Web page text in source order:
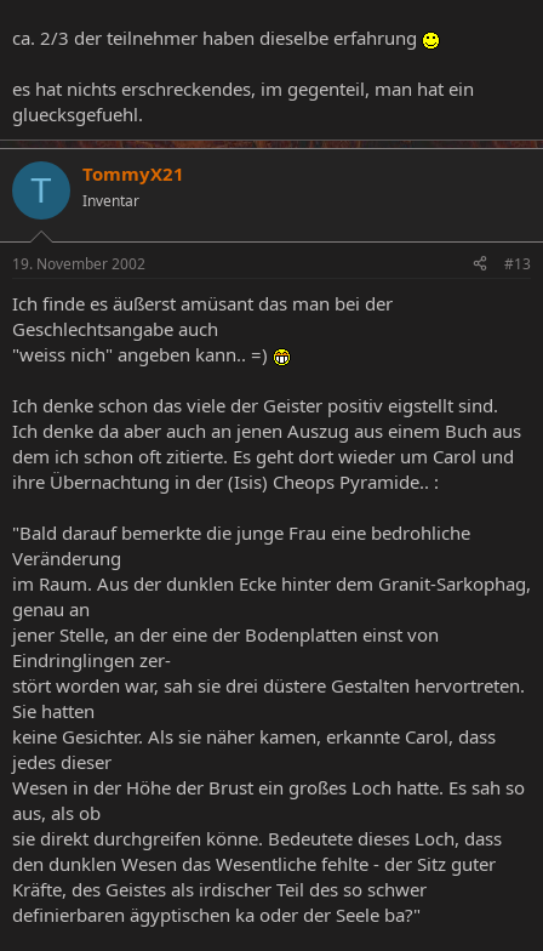
ca. 2/3 der teilnehmer haben dieselbe erfahrung
es hat nichts erschreckendes, im gegenteil, man hat ein
gluecksgefuehl.
T TommyX21
Inventar
19. November 2002 #13
Ich finde es äußerst amüsant das man bei der
Geschlechtsangabe auch
"weiss nich" angeben kann.. =)
Ich denke schon das viele der Geister positiv eigstellt sind.
Ich denke da aber auch an jenen Auszug aus einem Buch aus
dem ich schon oft zitierte. Es geht dort wieder um Carol und
ihre Übernachtung in der (Isis) Cheops Pyramide.. :
"Bald darauf bemerkte die junge Frau eine bedrohliche
Veränderung
im Raum. Aus der dunklen Ecke hinter dem Granit-Sarkophag,
genau an
jener Stelle, an der eine der Bodenplatten einst von
Eindringlingen zer-
stört worden war, sah sie drei düstere Gestalten hervortreten.
Sie hatten
keine Gesichter. Als sie näher kamen, erkannte Carol, dass
jedes dieser
Wesen in der Höhe der Brust ein großes Loch hatte. Es sah so
aus, als ob
sie direkt durchgreifen könne. Bedeutete dieses Loch, dass
den dunklen Wesen das Wesentliche fehlte - der Sitz guter
Kräfte, des Geistes als irdischer Teil des so schwer
definierbaren ägyptischen ka oder der Seele ba?"